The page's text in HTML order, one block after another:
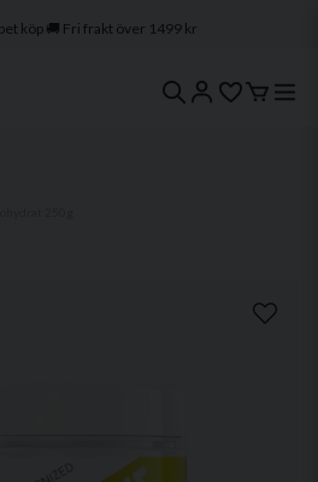
Swish ⭐ Trygg e-handel
leverans 🇸🇪 Svenskt lager